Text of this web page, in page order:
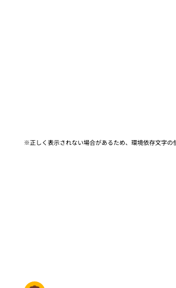
※正しく表示されない場合があるため、環境依存文字の